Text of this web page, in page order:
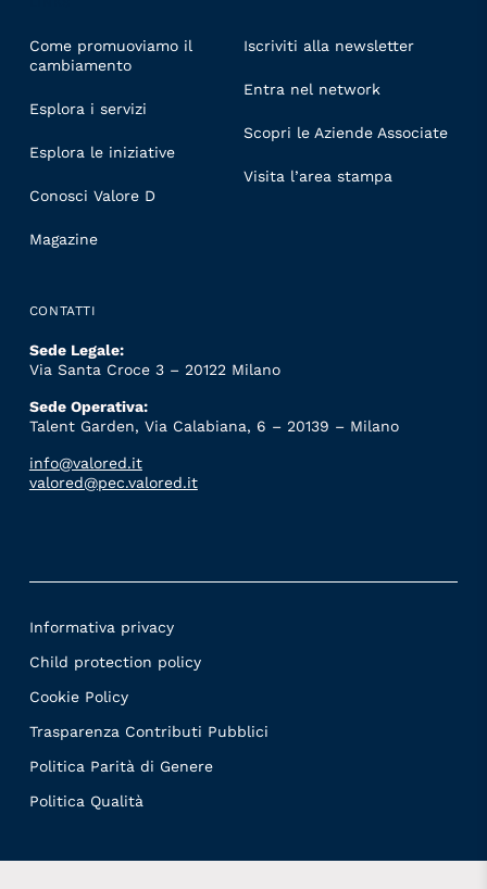
Come promuoviamo il
cambiamento
Esplora i servizi
Esplora le iniziative
Conosci Valore D
Magazine
Iscriviti alla newsletter
Entra nel network
Scopri le Aziende Associate
Visita l’area stampa
CONTATTI
Sede Legale:
Via Santa Croce 3 – 20122 Milano
Sede Operativa:
Talent Garden, Via Calabiana, 6 – 20139 – Milano
info@valored.it
valored@pec.valored.it
Informativa privacy
Child protection policy
Cookie Policy
Trasparenza Contributi Pubblici
Politica Parità di Genere
Politica Qualità